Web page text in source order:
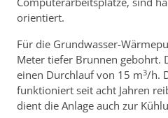
orientiert.
Für die Grundwasser-
Meter tiefer Brunnen gebohrt.
einen Durchlauf von 15 m3/h.
funktioniert seit acht Jahren
dient die Anlage auch zur